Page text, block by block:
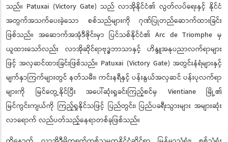
သည်။ Patuxai (Victory Gate) သည် လာအိုနိုင်ငံ၏ လွတ်လပ်ရေးနှင့် နိုင်ငံ
အတွက်အသက်ပေးခဲ့သော စစ်သည်များကို ဂုဏ်ပြုတည်ဆောက်ထားခြင်း
ဖြစ်သည်။ အဆောက်အအုံဒီဇိုင်းမှာ ပြင်သစ်နိုင်ငံ၏ Arc de Triomphe မှ
ယူထားသော်လည်း လာအိုဆိုင်ရာဗုဒဘာသာနှင့် ဟိန္ဒူအနုပညာလက်ရာများ
ဖြင့် အလှဆင်ထားခြင်းဖြစ်သည်။ Patuxai (Victory Gate) အတွင်းနံရံများနှင့်
မျက်နှာကြက်များတွင် နတ်သမီး၊ ကင်းနရီနှင့် ပန်းနွယ်အလှဆင် ပန်းပုလက်ရာ
များကို မြင်တွေ့နိုင်ပြီး အပေါ်ဆုံးရှုခင်းကြည့်စင်မှ Vientiane မြို့၏
မြင်ကွင်းကျယ်ကို ကြည့်ရှုနိုင်သဖြင့် ပြည်တွင်း၊ ပြည်ပခရီးသွားများ အများဆုံး
လာရောက် လည်ပတ်သည့်နေရာတစ်ခုဖြစ်သည်။